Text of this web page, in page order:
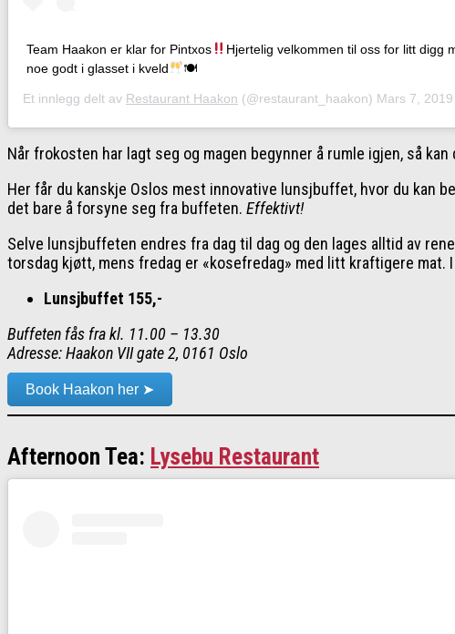
Team Haakon er klar for Pintxos
Hjertelig velkommen til oss for litt digg
noe godt i glasset i kveld
🍽
Et innlegg delt av Restaurant Haakon (@restaurant_haakon) Mars 7, 2019 kl. 7:42
Når frokosten har lagt seg og magen begynner å rumle igjen, så
Her får du kanskje Oslos mest innovative lunsjbuffet, hvor du kan
det bare å forsyne seg fra buffeten. Effektivt!
Selve lunsjbuffeten endres fra dag til dag og den lages alltid av
torsdag kjøtt, mens fredag er «kosefredag» med litt kraftigere
Lunsjbuffet 155,-
Buffeten fås fra kl. 11.00 – 13.30
Adresse: Haakon VII gate 2, 0161 Oslo
Book Haakon her ➤
Afternoon Tea: Lysebu Restaurant